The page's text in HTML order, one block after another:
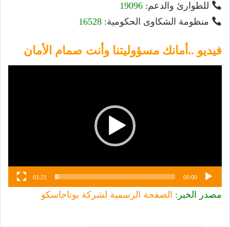
للطوارئ والدعم:19096
منظومة الشكاوى الحكومية:16528
فيديو ..أمانك مسؤوليتنا وأنت صمام الأمان
00:00
01:21
مصدر الخبر: الصفحة الرسمية لشركة بوتاجاسكو